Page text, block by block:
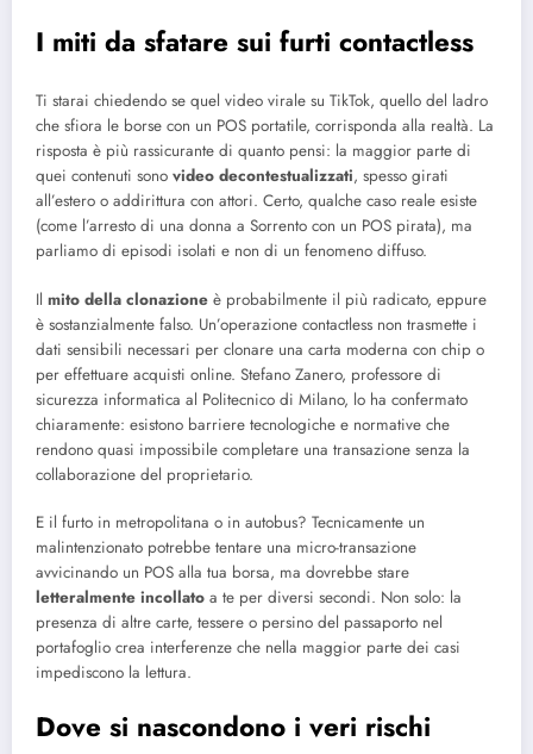
I miti da sfatare sui furti contactless
Ti starai chiedendo se quel video virale su TikTok, quello del ladro
che sfiora le borse con un POS portatile, corrisponda alla realtà. La
risposta è più rassicurante di quanto pensi: la maggior parte di
quei contenuti sono video decontestualizzati, spesso girati
all’estero o addirittura con attori. Certo, qualche caso reale esiste
(come l’arresto di una donna a Sorrento con un POS pirata), ma
parliamo di episodi isolati e non di un fenomeno diffuso.
Il mito della clonazione è probabilmente il più radicato, eppure
è sostanzialmente falso. Un’operazione contactless non trasmette i
dati sensibili necessari per clonare una carta moderna con chip o
per effettuare acquisti online. Stefano Zanero, professore di
sicurezza informatica al Politecnico di Milano, lo ha confermato
chiaramente: esistono barriere tecnologiche e normative che
rendono quasi impossibile completare una transazione senza la
collaborazione del proprietario.
E il furto in metropolitana o in autobus? Tecnicamente un
malintenzionato potrebbe tentare una micro-transazione
avvicinando un POS alla tua borsa, ma dovrebbe stare
letteralmente incollato a te per diversi secondi. Non solo: la
presenza di altre carte, tessere o persino del passaporto nel
portafoglio crea interferenze che nella maggior parte dei casi
impediscono la lettura.
Dove si nascondono i veri rischi